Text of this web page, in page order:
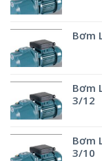
Bơm
Bơm
3/12
Bơm
3/10